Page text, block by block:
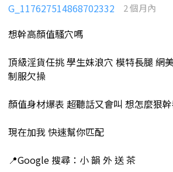
G_117627514868702332 2 個月內
想幹高顏值騷穴嗎
頂級淫貨任挑 學生妹浪穴 模特長腿 網
制服欠操
顏值身材爆表 超聽話又會叫 想怎麼狠
現在加我 快速幫你匹配
📍Google 搜尋：小 韻 外 送 茶